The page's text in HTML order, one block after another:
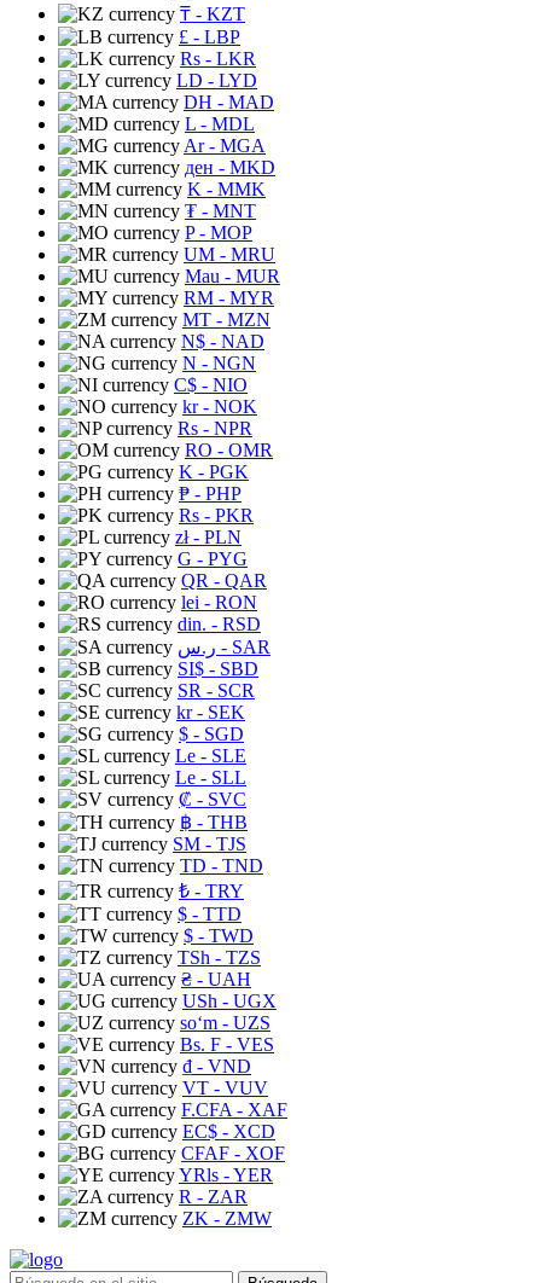
₸ - KZT
£ - LBP
Rs - LKR
LD - LYD
DH - MAD
L - MDL
Ar- MGA
ден - MKD
K - MMK
₮ - MNT
P- MOP
UM - MRU
Mau - MUR
RM - MYR
MT - MZN
N$ - NAD
N - NGN
C$ - NIO
kr- NOK
Rs - NPR
RO - OMR
K - PGK
₱ - PHP
Rs - PKR
zł- PLN
G - PYG
QR - QAR
lei - RON
din. - RSD
ر.س - SAR
SI$ - SBD
SR - SCR
kr- SEK
$ - SGD
Le - SLE
Le - SLL
₡ - SVC
฿ - THB
ЅМ - TJS
TD - TND
₺ - TRY
$ - TTD
$ - TWD
TSh - TZS
₴ - UAH
USh - UGX
soʻm - UZS
Bs. F - VES
₫ - VND
VT - VUV
F.CFA - XAF
EC$ - XCD
CFAF - XOF
YRls - YER
R - ZAR
ZK - ZMW